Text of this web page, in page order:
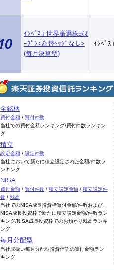
ｲﾝﾍﾞｽｺ 世界厳選株式ｵ
ｰﾌﾟﾝ<為替ﾍｯｼﾞなし>
(毎月決算型)
ｲﾝﾍﾞｽｺ
全銘柄
買付金額 / 買付件数
当社での買付金額ランキング/買付件数ランキン
グ
積立
設定金額 / 設定件数
当社において新たに積立設定された金額/件数ラ
ンキング
NISA
買付金額 / 買付件数 / 積立設定金額 / 積立設定件
数 / 残高
当社でのNISA成長投資枠買付金額/件数および、
NISA成長投資枠で新たに積立設定金額/件数ラン
キング/NISA成長投資枠でのお預かり残高ランキ
ング
毎月分配型
当社取扱い毎月分配型投資信託の買付金額ラン
キング